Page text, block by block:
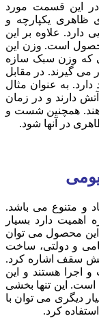
در این قسمت مورد
ظاهری یکپارچه و
دارد. علاوه بر این
است. وزن این
که وزن سبک سازه
می گیرند. در مقابل
به عنوان مثال
آتش دارند و در زمان
همچنین شست و
در آنها شود.‌
و متنوع می باشد.
اهمیت دارد بسیار
این محصول می توان
و دولتی، ساخت
سقف اشاره کرد.
و اجرا هستند و این
است. این تنها بخشی
دیگری می توان با
کرد.